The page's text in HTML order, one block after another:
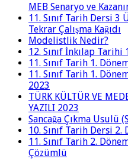
MEB Senaryo ve
11. Sınıf Tarih Dersi
Tekrar Çalışma Kağıdı
Modelistlik Nedir?
12. Sınıf İnkılap Tarihi
11. Sınıf Tarih 1.
11. Sınıf Tarih 1.
2023
TÜRK KÜLTÜR VE
YAZILI 2023
Sancağa Çıkma Usulü
10. Sınıf Tarih Dersi 2.
11. Sınıf Tarih 2.
Çözümlü